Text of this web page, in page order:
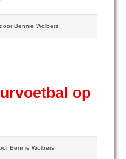
Bennie Wolbers
op
Bennie Wolbers